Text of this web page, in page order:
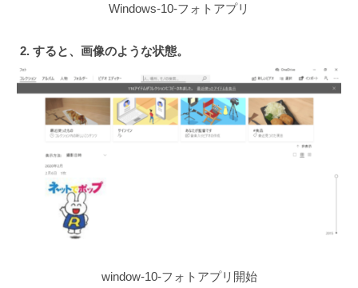
Windows-10-フォトアプリ
2. すると、画像のような状態。
window-10-フォトアプリ開始